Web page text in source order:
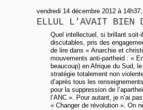
vendredi 14 décembre 2012 à
ELLUL L’AVAIT
Quel intellectuel, si brillant soit-
discutables, pris des
de lire dans « Anarchie et
mouvements anti-partheid : «
beaucoup) en Afrique du Sud,
stratégie totalement non
d’après tous les
pour la suppression de
l’ANC ». Pour autant, je n’ai
« Changer de révolution ». On